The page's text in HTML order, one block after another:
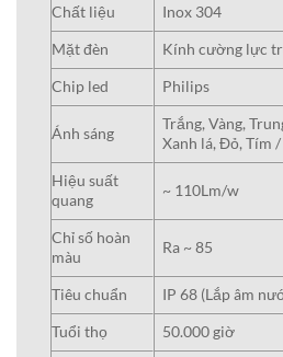
Chất liệu
Inox 304
Mặt đèn
Kính cường lực
Chip led
Philips
Ánh sáng
Trắng, Vàng,
Xanh lá, Đỏ, Tím /
Hiệu suất
quang
~ 110Lm/w
Chỉ số hoàn
màu
Ra ~ 85
Tiêu chuẩn
IP 68 (Lắp âm
Tuổi thọ
50.000 giờ